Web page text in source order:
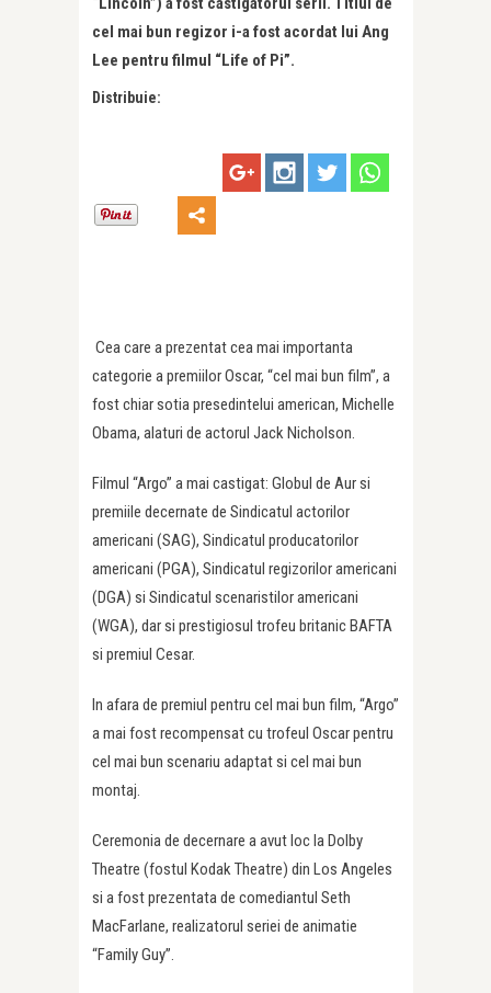
cel mai bun regizor i-a fost acordat lui Ang
Lee pentru filmul “Life of Pi”.
Distribuie:
Cea care a prezentat cea mai importanta
categorie a premiilor Oscar, “cel mai bun film”, a
fost chiar sotia presedintelui american, Michelle
Obama, alaturi de actorul Jack Nicholson.
Filmul “Argo” a mai castigat: Globul de Aur si
premiile decernate de Sindicatul actorilor
americani (SAG), Sindicatul producatorilor
americani (PGA), Sindicatul regizorilor americani
(DGA) si Sindicatul scenaristilor americani
(WGA), dar si prestigiosul trofeu britanic BAFTA
si premiul Cesar.
In afara de premiul pentru cel mai bun film, “Argo”
a mai fost recompensat cu trofeul Oscar pentru
cel mai bun scenariu adaptat si cel mai bun
montaj.
Ceremonia de decernare a avut loc la Dolby
Theatre (fostul Kodak Theatre) din Los Angeles
si a fost prezentata de comediantul Seth
MacFarlane, realizatorul seriei de animatie
“Family Guy”.